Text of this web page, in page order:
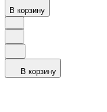
В корзину
В корзину